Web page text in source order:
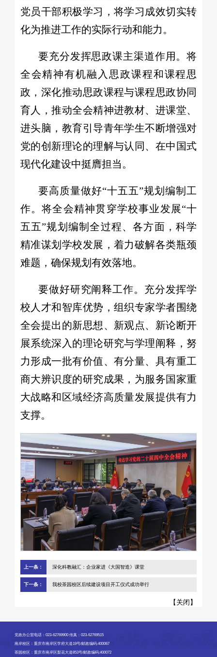
党员干部积极学习，将学习成效切实转
化为推进工作的实际行动和能力。
要充分发挥思政课主渠道作用。将
全会精神有机融入思政课程和课程思
政，深化推动思政课程与课程思政协同
育人，推动全会精神进教材、进课堂、
进头脑，教育引导青年学生不断增强对
党的创新理论的理解与认同、在中国式
现代化建设中挺膺担当。
要高质量做好“十五五”规划编制工
作。将全会精神贯穿学校事业发展“十
五五”规划编制全过程、各方面，科学
精准谋划学校发展，着力破解各类瓶颈
难题，确保规划有效落地。
要做好研究阐释工作。充分发挥学
校人才和智库优势，组织专家学者围绕
全会提出的新思想、新观点、新论断开
展系统深入的理论研究与学理阐释，努
力形成一批有价值、有分量、具有重工
商大辨识度的研究成果，为服务国家重
大战略和区域经济高质量发展提供有力
支撑。
上一条： 深化科教融汇：企业家进《大国智造》课堂
下一条： 我校茶园校区后续建设项目开工仪式成功举行
【关闭】
党政办公室电话：023-62769900 传真：023-62769515
南岸校区：重庆市南岸区学府大道19号/邮政编码:400067
茶园校区：重庆市南岸区梨花大道853号/邮政编码:400072